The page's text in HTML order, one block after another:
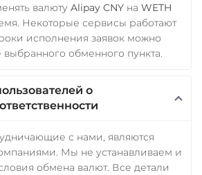
валюту Alipay CNY на WETH
Некоторые сервисы работают
исполнения заявок можно
выбранного обменного пункта.
о
с нами, являются
Мы не устанавливаем и
обмена валют. Все детали